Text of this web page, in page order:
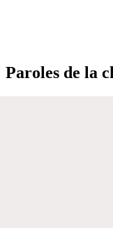
Paroles de la